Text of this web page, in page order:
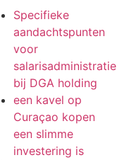
Specifieke
aandachtspunten
voor
salarisadministratie
bij DGA holding
een kavel op
Curaçao kopen
een slimme
investering is